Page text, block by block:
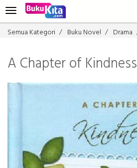
Semua Kategori Buku Novel Drama
A Chapter of Kindness